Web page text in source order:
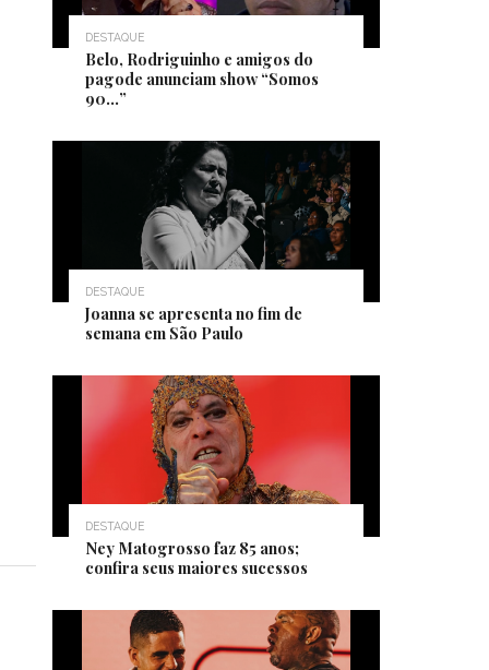
DESTAQUE
Belo, Rodriguinho e amigos do
pagode anunciam show “Somos
90…”
DESTAQUE
Joanna se apresenta no fim de
semana em São Paulo
DESTAQUE
Ney Matogrosso faz 85 anos;
confira seus maiores sucessos